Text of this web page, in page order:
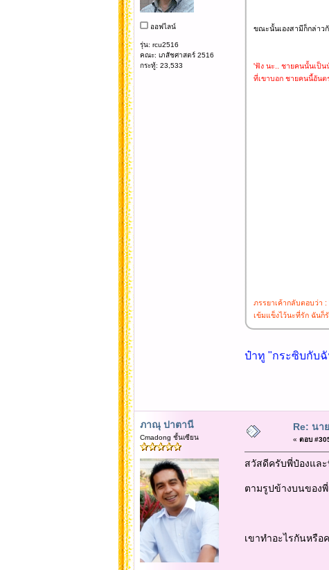
ออฟไลน์
รุ่น: rcu2516
คณะ: เภสัชศาสตร์ 2516
กระทู้: 23,533
ขณะนั้นเองสามีก็กล่าว
'ฟัง นะ.. ชายคนนั้นเป็น
ที่เขาบอก ชายคนนี้อันต
ภรรยาเค้ากลับตอบว่า
เข้มแข็งไว้นะที่รัก ฉันก็
ป๋าทู "กระซิบกับ
ภาณุ ปาตานี
Cmadong ชั้นเซียน
Re: นา
« ตอบ
สวัสดีครับพี่ป๋องแล
ตามรูปข้างบนของพี่
เขาทำอะไรกันหรือ